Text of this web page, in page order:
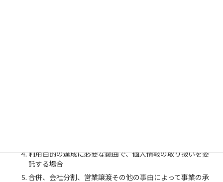
利用目的の達成に必要な範囲で、個人情報の取り扱いを委
託する場合
合併、会社分割、営業譲渡その他の事由によって事業の承